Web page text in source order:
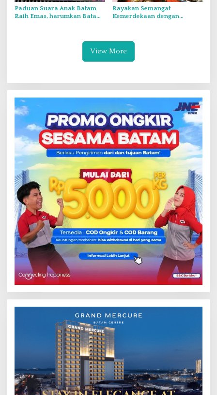
Paduan Suara Anak Batam
Raih Emas, harumkan Batam
Rayakan Semangat
Kemerdekaan dengan
View More